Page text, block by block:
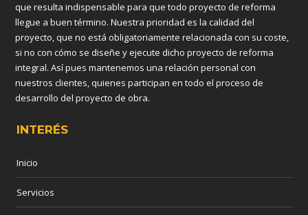
que resulta indispensable para que todo proyecto de reforma
llegue a buen término. Nuestra prioridad es la calidad del
proyecto, que no está obligatoriamente relacionada con su coste,
si no con cómo se diseñe y ejecute dicho proyecto de reforma
integral. Así pues mantenemos una relación personal con
nuestros clientes, quienes participan en todo el proceso de
desarrollo del proyecto de obra.
INTERÉS
Inicio
Servicios